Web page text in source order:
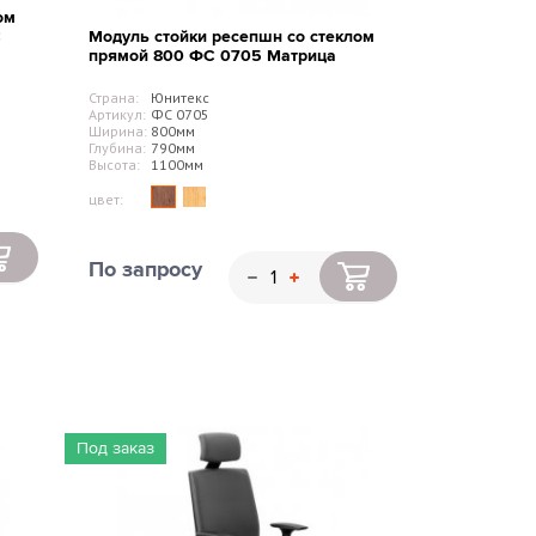
Модуль стойки ресепшн со стеклом
прямой 800 ФС 0705 Матрица
Страна:
Юнитекс
Артикул: ФС 0705
Ширина: 800мм
Глубина: 790мм
Высота:
1100мм
цвет:
По запросу
Под заказ